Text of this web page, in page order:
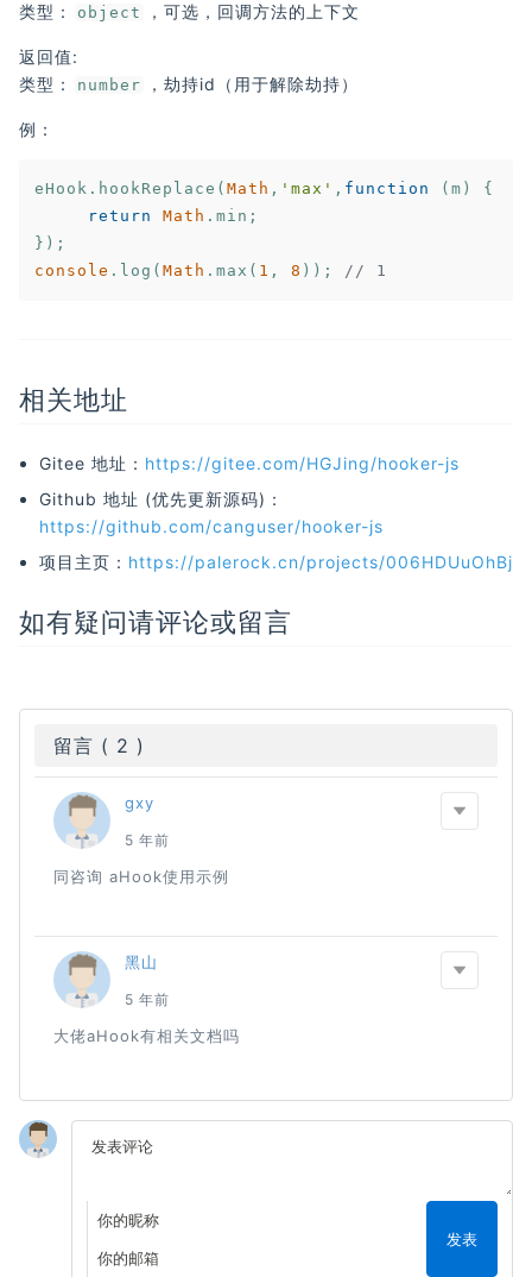
类型：
object ，可选，回调方法的上下文
返回值:
类型：
number ，劫持id（用于解除劫持）
例：
eHook.hookReplace(Math , 'max' , function (m ) {
return
Math .min;
console .log(Math .max( 1 , 8 )); // 1
相关地址
Gitee 地址： https://gitee.com/HGJing/hooker-js
Github 地址 (优先更新源码)：
https://github.com/canguser/hooker-js
项目主页： https://palerock.cn/projects/006HDUuOhBj
如有疑问请评论或留言
留言 ( 2 )
gxy
5 年前
同咨询 aHook使用示例
黑山
5 年前
大佬aHook有相关文档吗
发表